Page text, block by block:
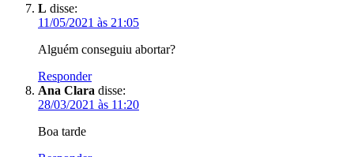
L disse:
11/05/2021 às 21:05
Alguém conseguiu abortar?
Responder
Ana Clara disse:
28/03/2021 às 11:20
Boa tarde